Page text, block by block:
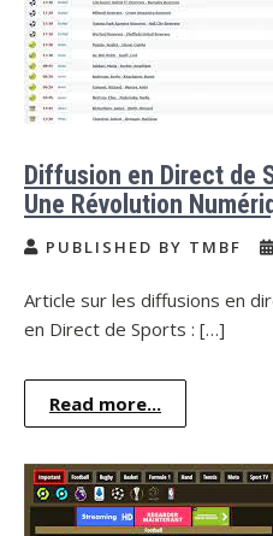
Diffusion en Direct de
Une Révolution
PUBLISHED BY TMBF
Article sur les diffusions en
en Direct de Sports : […]
Read more...